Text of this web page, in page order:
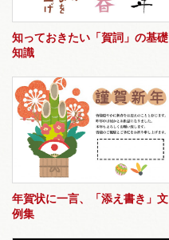
知っておきたい「賀詞」の基礎
知識
年賀状に一言、「添え書き」文
例集